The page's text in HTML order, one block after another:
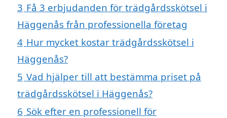
3 Få 3 erbjudanden för trädgårdsskötsel i
Häggenås från professionella företag
4 Hur mycket kostar trädgårdsskötsel i
Häggenås?
5 Vad hjälper till att bestämma priset på
trädgårdsskötsel i Häggenås?
6 Sök efter en professionell för